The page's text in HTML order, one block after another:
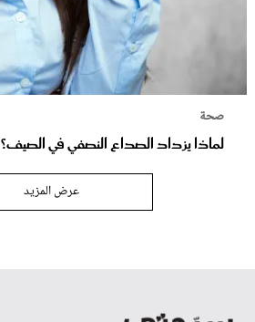
صحة
لماذا يزداد الصداع النصفي في الصيف؟
عرض المزيد